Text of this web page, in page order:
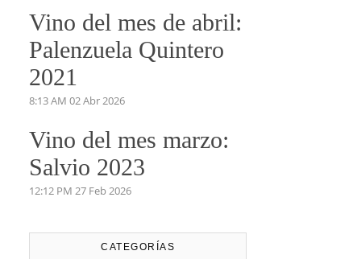
Vino del mes de abril:
Palenzuela Quintero
2021
8:13 AM 02 Abr 2026
Vino del mes marzo:
Salvio 2023
12:12 PM 27 Feb 2026
CATEGORÍAS